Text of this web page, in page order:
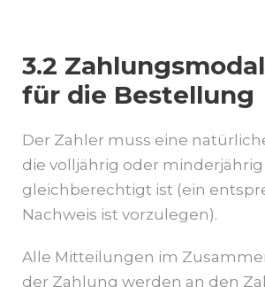
3.2
für die Bestellung
Der Zahler muss eine
die volljährig oder
gleichberechtigt ist (ein
Nachweis ist vorzulegen).
Alle Mitteilungen im
der Zahlung werden an den